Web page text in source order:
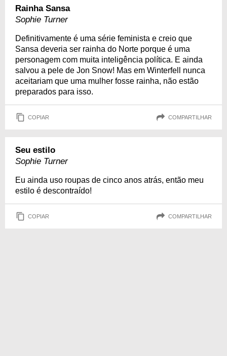
Rainha Sansa
Sophie Turner
Definitivamente é uma série feminista e creio que
Sansa deveria ser rainha do Norte porque é uma
personagem com muita inteligência política. E ainda
salvou a pele de Jon Snow! Mas em Winterfell nunca
aceitariam que uma mulher fosse rainha, não estão
preparados para isso.
COPIAR COMPARTILHAR
Seu estilo
Sophie Turner
Eu ainda uso roupas de cinco anos atrás, então meu
estilo é descontraído!
COPIAR COMPARTILHAR